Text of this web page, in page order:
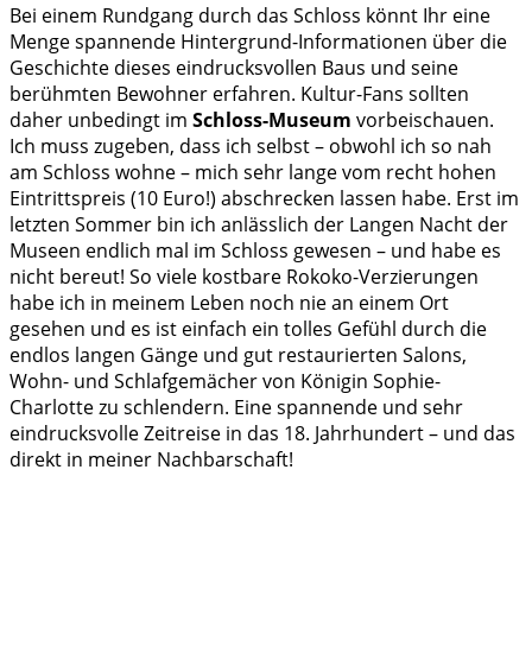
Bei einem Rundgang durch das Schloss könnt Ihr eine
Menge spannende Hintergrund-Informationen über die
Geschichte dieses eindrucksvollen Baus und seine
berühmten Bewohner erfahren. Kultur-Fans sollten
daher unbedingt im Schloss-Museum vorbeischauen.
Ich muss zugeben, dass ich selbst – obwohl ich so nah
am Schloss wohne – mich sehr lange vom recht hohen
Eintrittspreis (10 Euro!) abschrecken lassen habe. Erst im
letzten Sommer bin ich anlässlich der Langen Nacht der
Museen endlich mal im Schloss gewesen – und habe es
nicht bereut! So viele kostbare Rokoko-Verzierungen
habe ich in meinem Leben noch nie an einem Ort
gesehen und es ist einfach ein tolles Gefühl durch die
endlos langen Gänge und gut restaurierten Salons,
Wohn- und Schlafgemächer von Königin Sophie-
Charlotte zu schlendern. Eine spannende und sehr
eindrucksvolle Zeitreise in das 18. Jahrhundert – und das
direkt in meiner Nachbarschaft!